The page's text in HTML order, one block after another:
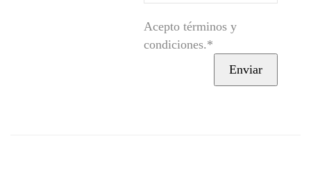
Acepto términos y
condiciones.*